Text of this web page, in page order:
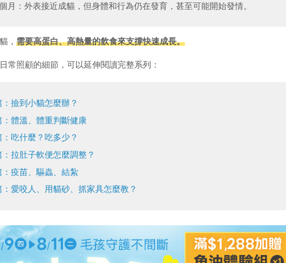
月：外表接近成貓，但身體和行為仍在發育，甚至可能開始發情。
， 需要高蛋白、高熱量的飲食來支撐快速成長。
常照顧的細節，可以延伸閱讀完整系列：
：撿到小貓怎麼辦？
：體溫、體重判斷健康
：吃什麼？吃多少？
：拉肚子軟便怎麼調整？
：疫苗、驅蟲、結紮
：愛咬人、用貓砂、抓家具怎麼教？